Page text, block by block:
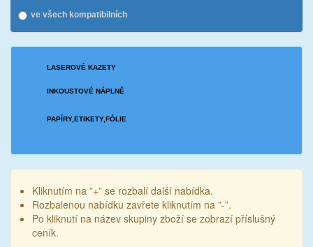
ve všech kompatibilních
LASEROVÉ KAZETY
INKOUSTOVÉ NÁPLNĚ
PAPÍRY,ETIKETY,FÓLIE
Kliknutím na ”+” se rozbalí další nabídka.
Rozbalenou nabídku zavřete kliknutím na ”-”.
Po kliknutí na název skupiny zboží se zobrazí příslušný
ceník.